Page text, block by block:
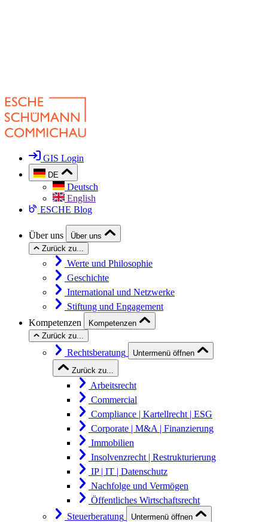
GIS Login
DE
Deutsch
English
ESCHE Blog
Über uns
Über uns
Zurück zu...
Werte und Philosophie
Geschichte
International und Netzwerke
Stiftung und Engagement
Kompetenzen
Kompetenzen
Zurück zu...
Rechtsberatung
Untermenü öffnen
Zurück zu...
Arbeitsrecht
Commercial
Compliance | Kartellrecht | ESG
Corporate | M&A | Finanzierung
Immobilien
Insolvenzrecht | Restrukturierung
IP | IT | Datenschutz
Nachfolge und Vermögen
Öffentliches Wirtschaftsrecht
Steuerberatung
Untermenü öffnen